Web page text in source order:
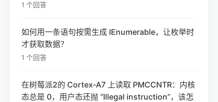
1 个回答
如何用一条语句按需生成 IEnumerable，让枚举时
才获取数据？
1 个回答
在树莓派2的 Cortex‑A7 上读取 PMCCNTR：内核
态总是 0，用户态还抛 “Illegal instruction”，该怎